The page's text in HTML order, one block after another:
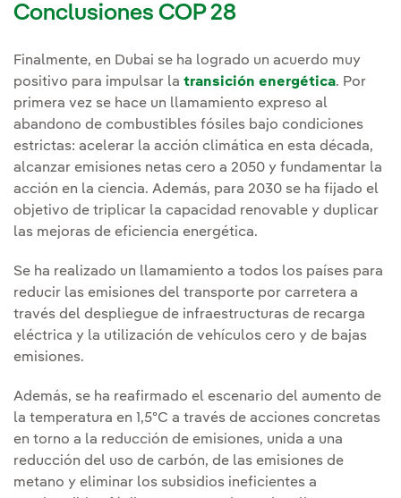
Conclusiones COP 28
Finalmente, en Dubai se ha logrado un acuerdo muy
positivo para impulsar la transición energética. Por
primera vez se hace un llamamiento expreso al
abandono de combustibles fósiles bajo condiciones
estrictas: acelerar la acción climática en esta década,
alcanzar emisiones netas cero a 2050 y fundamentar la
acción en la ciencia. Además, para 2030 se ha fijado el
objetivo de triplicar la capacidad renovable y duplicar
las mejoras de eficiencia energética.
Se ha realizado un llamamiento a todos los países para
reducir las emisiones del transporte por carretera a
través del despliegue de infraestructuras de recarga
eléctrica y la utilización de vehículos cero y de bajas
emisiones.
Además, se ha reafirmado el escenario del aumento de
la temperatura en 1,5ºC a través de acciones concretas
en torno a la reducción de emisiones, unida a una
reducción del uso de carbón, de las emisiones de
metano y eliminar los subsidios ineficientes a